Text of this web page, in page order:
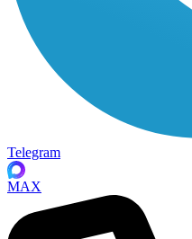
Telegram
MAX